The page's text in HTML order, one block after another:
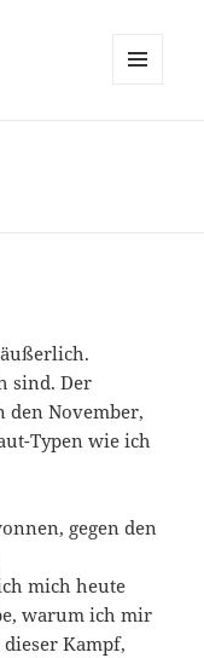
sind. Der
den November,
Typen wie ich
gegen den
mich heute
warum ich mir
Kampf,